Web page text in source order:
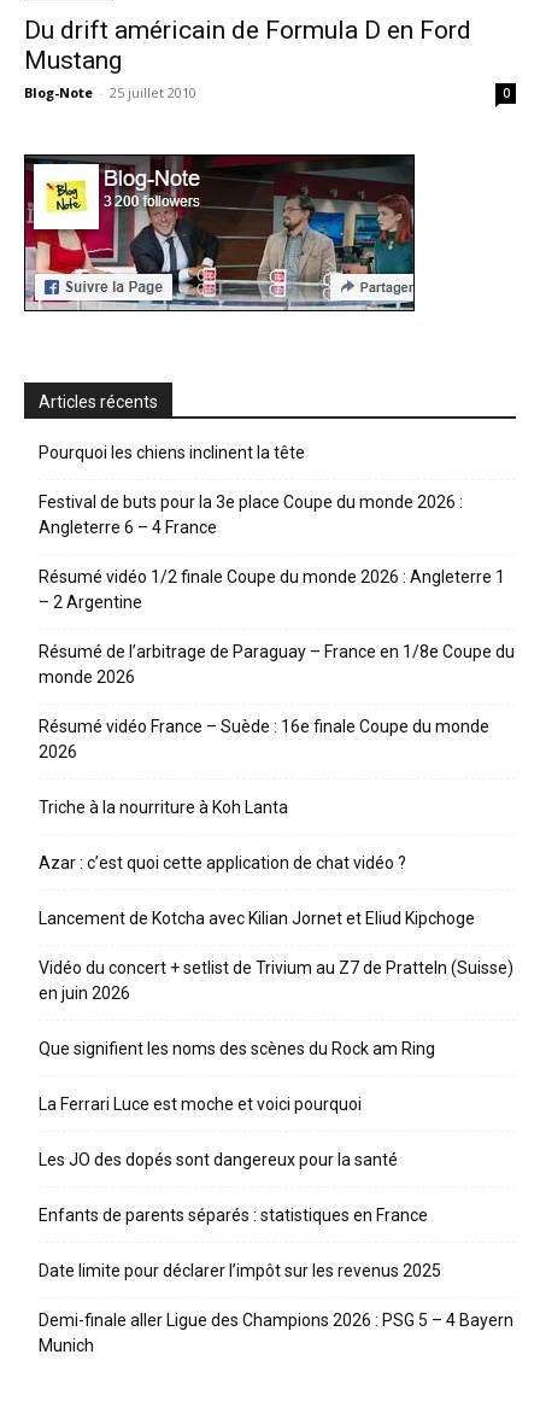
Du drift américain de Formula D en Ford
Mustang
Blog-Note - 25 juillet 2010 0
Articles récents
Pourquoi les chiens inclinent la tête
Festival de buts pour la 3e place Coupe du monde 2026 :
Angleterre 6 – 4 France
Résumé vidéo 1/2 finale Coupe du monde 2026 : Angleterre 1
– 2 Argentine
Résumé de l’arbitrage de Paraguay – France en 1/8e Coupe du
monde 2026
Résumé vidéo France – Suède : 16e finale Coupe du monde
2026
Triche à la nourriture à Koh Lanta
Azar : c’est quoi cette application de chat vidéo ?
Lancement de Kotcha avec Kilian Jornet et Eliud Kipchoge
Vidéo du concert + setlist de Trivium au Z7 de Pratteln (Suisse)
en juin 2026
Que signifient les noms des scènes du Rock am Ring
La Ferrari Luce est moche et voici pourquoi
Les JO des dopés sont dangereux pour la santé
Enfants de parents séparés : statistiques en France
Date limite pour déclarer l’impôt sur les revenus 2025
Demi-finale aller Ligue des Champions 2026 : PSG 5 – 4 Bayern
Munich